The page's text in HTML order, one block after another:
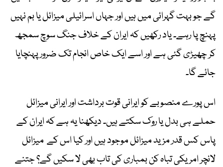
گے جو بہت گہرائی میں ہیں اور جہاں اسرائیلی میزائل یا بم نہیں
پہنچ پا رہے۔ یاد رکھیں کہ ایران کے خلاف جنگ سوچ سمجھ
کر چھیڑی گئی ہے اور اسے ایک خاص انجام تک ضرور پہنچایا
جائے گا۔
اس پورے منصوبے کو ایرانی قوت برداشت اور ایرانی میزائل
حملے ہی بدل یا روک سکتے ہیں۔ دیکھنا یہ ہے کہ ایران کے
پاس کس قدر مزید میزائل موجود ہیں اور کیا اس کے میزائل
لانچر امریکی تباہ کن بمباری کی تاب بھی لا سکیں گے؟ جتنے